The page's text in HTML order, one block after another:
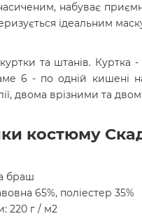
набуває
ідеальним
та штанів.
6 - по одній кишені
двома врізними та
костюму
браш
65%, поліестер 35%
220 г / м2